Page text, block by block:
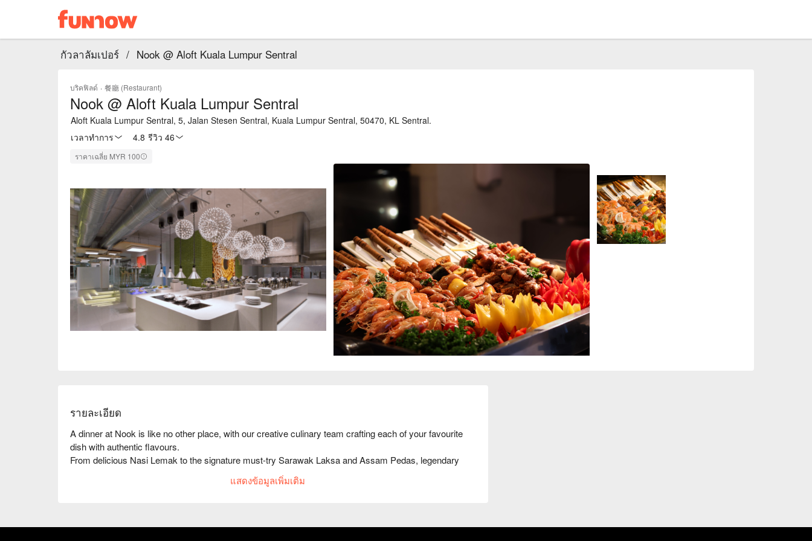
กัวลาลัมเปอร์ / Nook @ Aloft Kuala Lumpur Sentral
บริคฟิลด์ · 餐廳 (Restaurant)
Nook @ Aloft Kuala Lumpur Sentral
Aloft Kuala Lumpur Sentral, 5, Jalan Stesen Sentral, Kuala Lumpur Sentral, 50470, KL Sentral.
เวลาทำการ
4.8 รีวิว 46
ราคาเฉลี่ย MYR 100
รายละเอียด
A dinner at Nook is like no other place, with our creative culinary team crafting each of your favourite
dish with authentic flavours.
From delicious Nasi Lemak to the signature must-try Sarawak Laksa and Assam Pedas, legendary
Biriani, succulent noodle soups, carving stations, Italian pasta, Pizzas, and more all served in a cozy
แสดงข้อมูลเพิ่มเติม